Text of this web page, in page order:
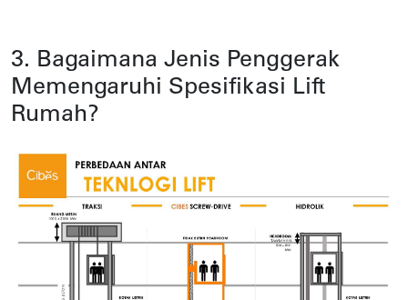
3. Bagaimana Jenis Penggerak
Memengaruhi Spesifikasi Lift
Rumah?